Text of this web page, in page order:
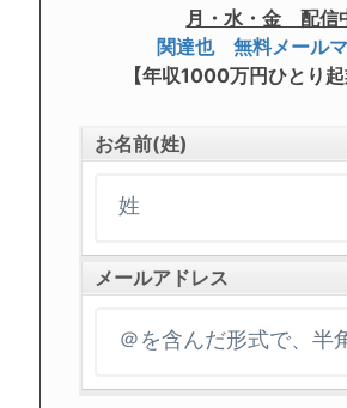
月・水・金 配信
関達也 無料メール
【年収1000万円ひとり起
お名前(姓)
メールアドレス